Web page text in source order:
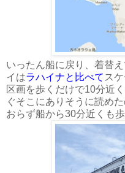
いったん船に戻り、着替
イはラハイナと比べて ス
区画を歩くだけで10分近
ぐそこにありそうに読め
おらず船から30分近くも歩